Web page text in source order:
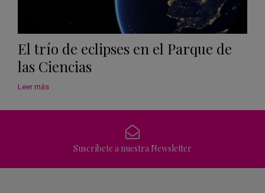
El trío de eclipses en el Parque de
las Ciencias
Leer más
Suscríbete a nuestra Newsletter